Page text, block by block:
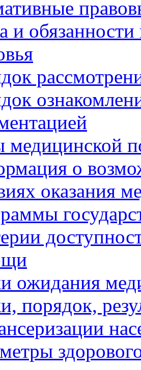
и
медицинской
о
оказания
ожидания
порядок,